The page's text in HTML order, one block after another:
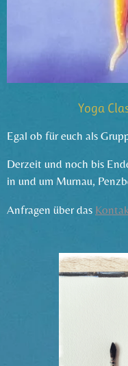
Yoga
Egal ob für euch als
Derzeit und noch bis
in und um Murnau,
Anfragen über das